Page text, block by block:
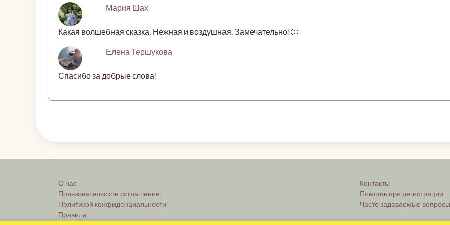
Мария Шах
Какая волшебная сказка. Нежная и воздушная. Замечательно! 👏
Елена Тершукова
Спасибо за добрые слова!
О нас
Пользовательское соглашение
Политикой конфиденциальности
Правила
Контакты
Помощь при регистрации
Часто задаваемые вопросы